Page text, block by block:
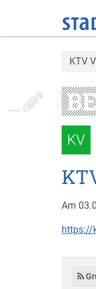
KTV
KV
Am
https://